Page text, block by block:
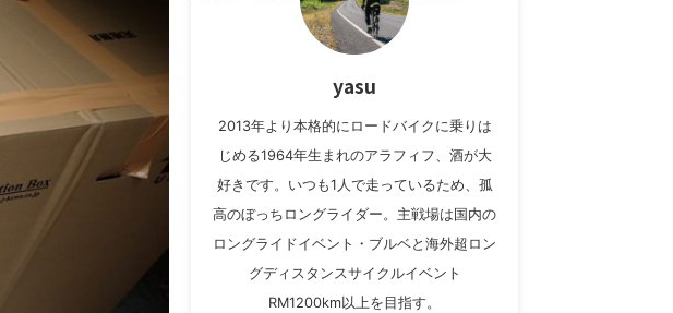
yasu
2013年より本格的にロードバイクに乗りは
じめる1964年生まれのアラフィフ、酒が大
好きです。いつも1人で走っているため、孤
高のぼっちロングライダー。主戦場は国内の
ロングライドイベント・ブルベと海外超ロン
グディスタンスサイクルイベント
RM1200km以上を目指す。